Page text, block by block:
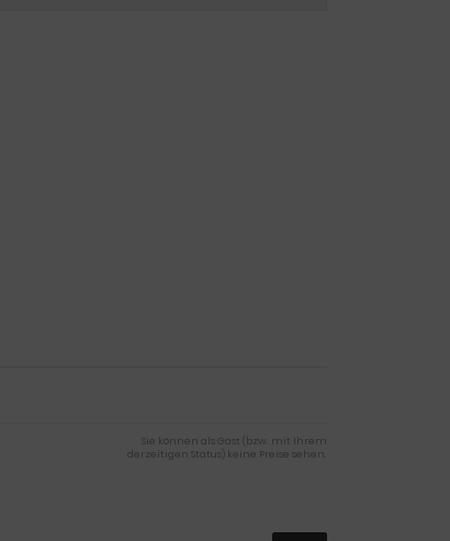
Sie können als Gast (bzw. mit Ihrem
derzeitigen Status) keine Preise sehen.